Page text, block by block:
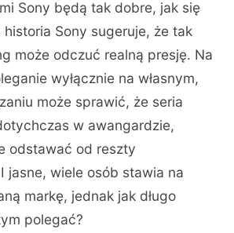
Sony będą tak dobre, jak się
Sony sugeruje, że tak
może odczuć realną presję. Na
wyłącznie na własnym,
może sprawić, że seria
w awangardzie,
odstawać od reszty
jasne, wiele osób stawia na
markę, jednak jak długo
polegać?